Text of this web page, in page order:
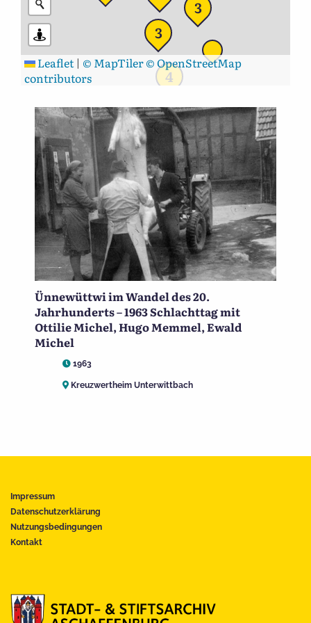
3
4
3
Leaflet | © MapTiler© OpenStreetMap
contributors
Ünnewüttwi im Wandel des 20.
Jahrhunderts – 1963 Schlachttag mit
Ottilie Michel, Hugo Memmel, Ewald
Michel
1963
Kreuzwertheim Unterwittbach
Impressum
Datenschutzerklärung
Nutzungsbedingungen
Kontakt